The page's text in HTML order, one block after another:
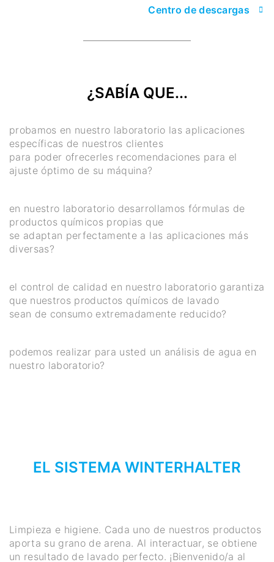
Centro de descargas
¿SABÍA QUE...
probamos en nuestro laboratorio las aplicaciones
específicas de nuestros clientes
para poder ofrecerles recomendaciones para el
ajuste óptimo de su máquina?
en nuestro laboratorio desarrollamos fórmulas de
productos químicos propias que
se adaptan perfectamente a las aplicaciones más
diversas?
el control de calidad en nuestro laboratorio garantiza
que nuestros productos químicos de lavado
sean de consumo extremadamente reducido?
podemos realizar para usted un análisis de agua en
nuestro laboratorio?
EL SISTEMA WINTERHALTER
Limpieza e higiene. Cada uno de nuestros productos
aporta su grano de arena. Al interactuar, se obtiene
un resultado de lavado perfecto. ¡Bienvenido/a al